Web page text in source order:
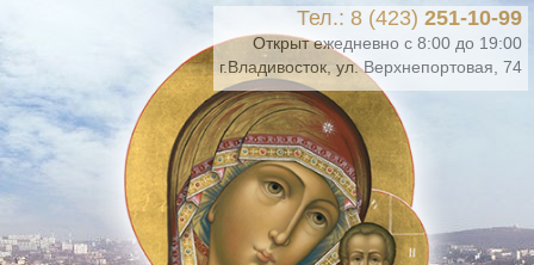
Тел.: 8 (423) 251-10-99
Открыт ежедневно с 8:00 до 19:00
г.Владивосток, ул. Верхнепортовая, 74